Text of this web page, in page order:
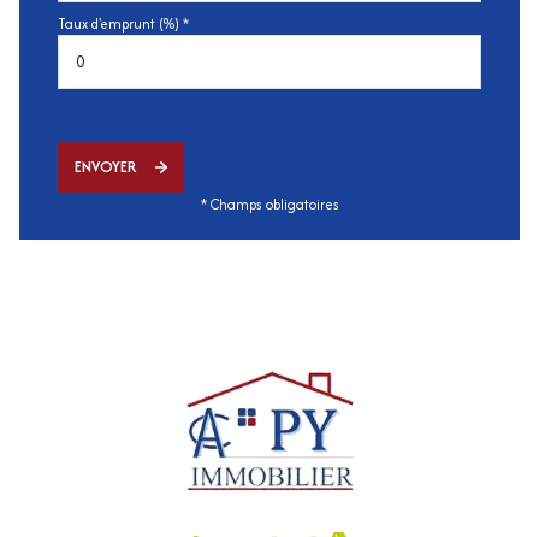
Taux d'emprunt (%) *
ENVOYER
* Champs obligatoires